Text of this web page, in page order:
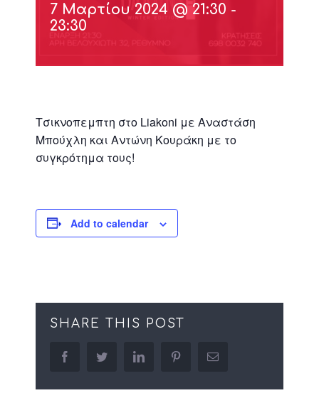
7 Μαρτίου 2024 @ 21:30 -
23:30
Τσικνοπεμπτη στο Liakoni με Αναστάση
Μπούχλη και Αντώνη Κουράκη με το
συγκρότημα τους!
Add to calendar
SHARE THIS POST
facebooktwitter linkedin pinterestEmail